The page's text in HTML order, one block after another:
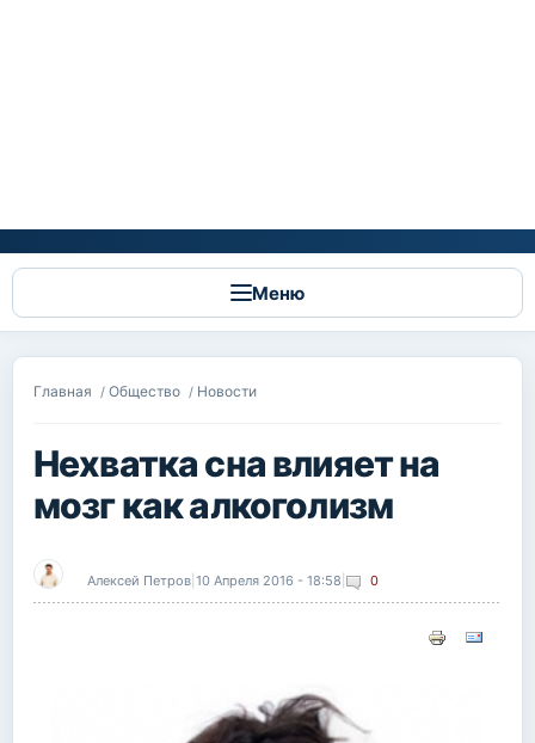
Меню
Вы здесь
Главная / Общество / Новости
Нехватка сна влияет на
мозг как алкоголизм
Алексей Петров 10 Апреля 2016 - 18:58 0